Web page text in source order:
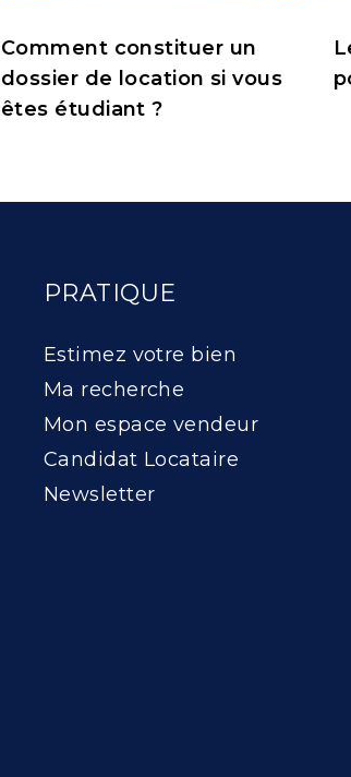
Comment constituer un
dossier de location si vous
êtes étudiant ?
PRATIQUE
Estimez votre bien
Ma recherche
Mon espace vendeur
Candidat Locataire
Newsletter